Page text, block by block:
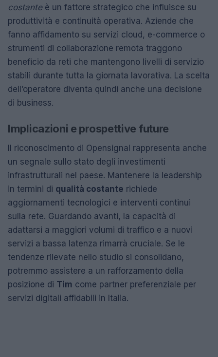
costanteè un fattore strategico che influisce su
produttività e continuità operativa. Aziende che
fanno affidamento su servizi cloud, e-commerce o
strumenti di collaborazione remota traggono
beneficio da reti che mantengono livelli di servizio
stabili durante tutta la giornata lavorativa. La scelta
dell’operatore diventa quindi anche una decisione
di business.
Implicazioni e prospettive future
Il riconoscimento di Opensignal rappresenta anche
un segnale sullo stato degli investimenti
infrastrutturali nel paese. Mantenere la leadership
in termini di qualità costante richiede
aggiornamenti tecnologici e interventi continui
sulla rete. Guardando avanti, la capacità di
adattarsi a maggiori volumi di traffico e a nuovi
servizi a bassa latenza rimarrà cruciale. Se le
tendenze rilevate nello studio si consolidano,
potremmo assistere a un rafforzamento della
posizione di Tim come partner preferenziale per
servizi digitali affidabili in Italia.